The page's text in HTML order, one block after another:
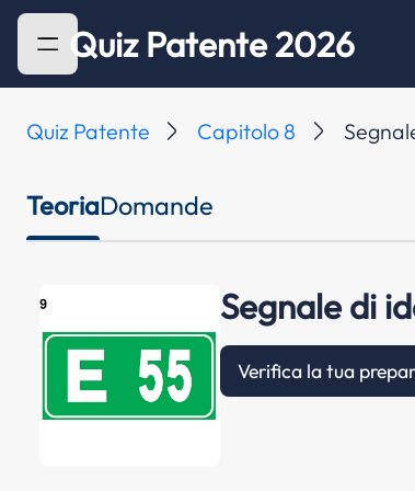
Quiz Patente 2026
Quiz Patente Capitolo 8
TeoriaDomande
Segnale di
Verifica la tua